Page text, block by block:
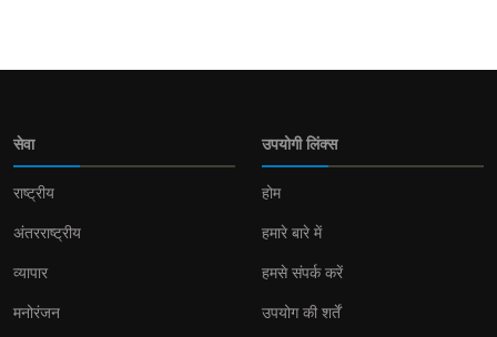
सेवा
राष्ट्रीय
अंतरराष्ट्रीय
व्यापार
मनोरंजन
उपयोगी लिंक्स
होम
हमारे बारे में
हमसे संपर्क करें
उपयोग की शर्तें